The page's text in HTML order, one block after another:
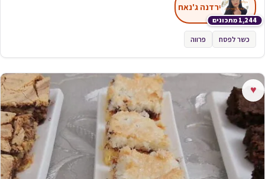
1,244 מתכונים
ירדנה ג'נאח
כשר לפסח פרווה
♥